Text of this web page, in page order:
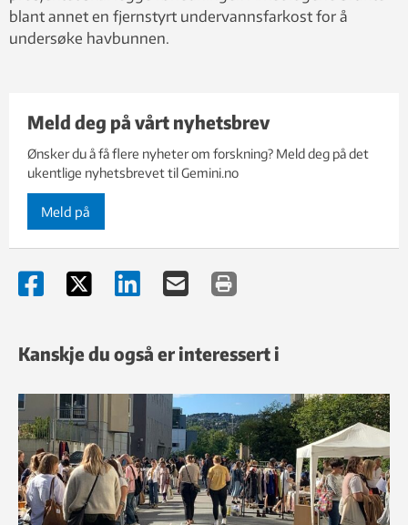
blant annet en fjernstyrt undervannsfarkost for å
undersøke havbunnen.
Meld deg på vårt nyhetsbrev
Ønsker du å få flere nyheter om forskning? Meld deg på det
ukentlige nyhetsbrevet til Gemini.no
Meld på
Kanskje du også er interessert i